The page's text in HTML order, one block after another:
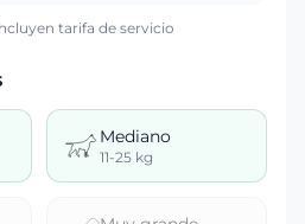
tarifa de servicio
Mediano
11-25 kg